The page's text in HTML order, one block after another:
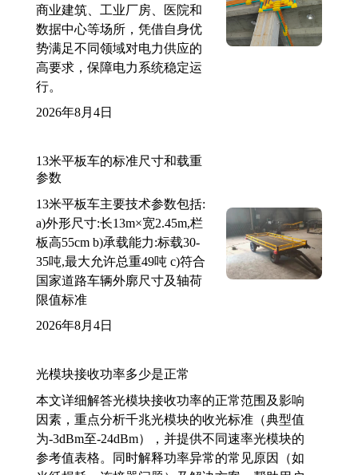
商业建筑、工业厂房、医院和
数据中心等场所，凭借自身优
势满足不同领域对电力供应的
高要求，保障电力系统稳定运
行。
2026年8月4日
13米平板车的标准尺寸和载重
参数
13米平板车主要技术参数包括:
a)外形尺寸:长13m×宽2.45m,栏
板高55cm b)承载能力:标载30-
35吨,最大允许总重49吨 c)符合
国家道路车辆外廓尺寸及轴荷
限值标准
2026年8月4日
光模块接收功率多少是正常
本文详细解答光模块接收功率的正常范围及影响
因素，重点分析千兆光模块的收光标准（典型值
为-3dBm至-24dBm），并提供不同速率光模块的
参考值表格。同时解释功率异常的常见原因（如